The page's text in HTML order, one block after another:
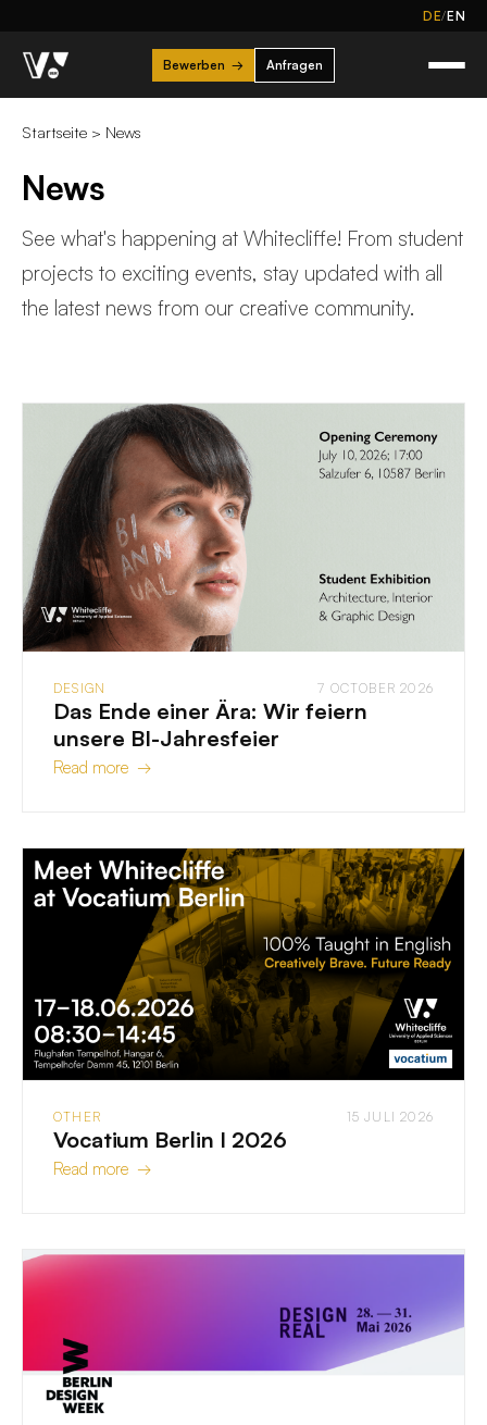
DE/EN
Bewerben → Anfragen
Startseite > News
News
See what's happening at Whitecliffe! From student
projects to exciting events, stay updated with all
the latest news from our creative community.
DESIGN 7 OCTOBER 2026
Das Ende einer Ära: Wir feiern
unsere BI-Jahresfeier
Read more →
OTHER 15 JULI 2026
Vocatium Berlin I 2026
Read more →